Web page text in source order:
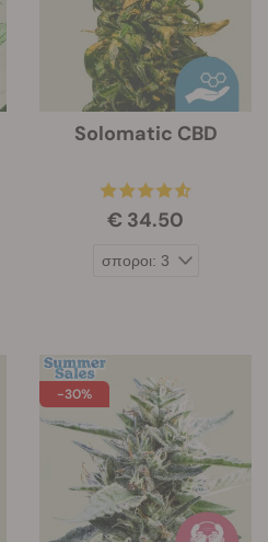
Solomatic CBD
€ 34.50
-30%